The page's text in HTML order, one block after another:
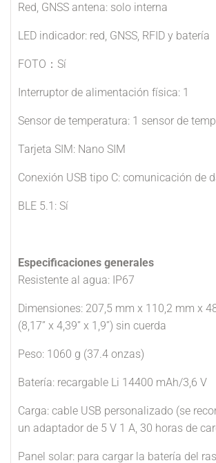
Red, GNSS antena: solo interna
LED indicador: red, GNSS, RFID y batería
FOTO：Sí
Interruptor de alimentación física: 1
Sensor de temperatura: 1 sensor de
Tarjeta SIM: Nano SIM
Conexión USB tipo C: comunicación de
BLE 5.1: Sí
Especificaciones generales
Resistente al agua: IP67
Dimensiones: 207,5 mm x 110,2 mm x
(8,17” x 4,39” x 1,9”) sin cuerda
Peso: 1060 g (37.4 onzas)
Batería: recargable Li 14400 mAh/3,6 V
Carga: cable USB personalizado (se
un adaptador de 5 V 1 A, 30 horas de
Panel solar: para cargar la batería del